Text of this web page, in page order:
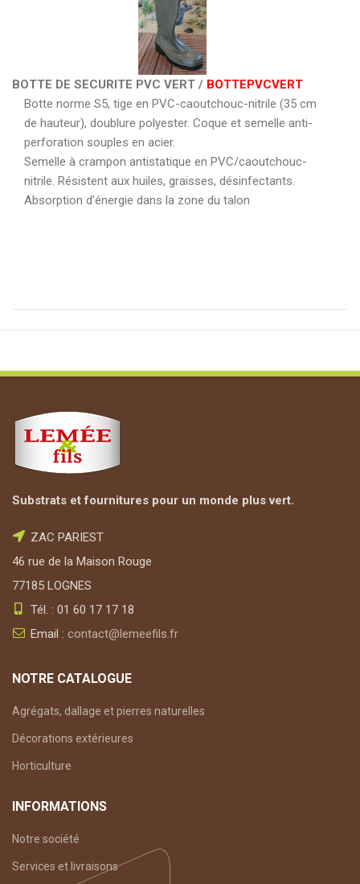
BOTTE DE SECURITE PVC VERT / BOTTEPVCVERT
Botte norme S5, tige en PVC-caoutchouc-nitrile (35 cm
de hauteur), doublure polyester. Coque et semelle anti-
perforation souples en acier.
Semelle à crampon antistatique en PVC/caoutchouc-
nitrile. Résistent aux huiles, graisses, désinfectants.
Absorption d’énergie dans la zone du talon
Substrats et fournitures pour un monde plus vert.
ZAC PARIEST
46 rue de la Maison Rouge
77185 LOGNES
Tél. : 01 60 17 17 18
Email : contact@lemeefils.fr
NOTRE CATALOGUE
Agrégats, dallage et pierres naturelles
Décorations extérieures
Horticulture
INFORMATIONS
Notre société
Services et livraisons